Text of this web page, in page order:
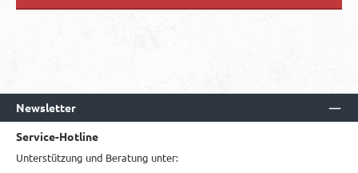
Newsletter
Service-Hotline
Unterstützung und Beratung unter: